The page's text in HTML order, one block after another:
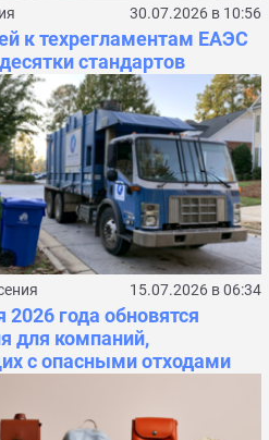
30.07.2026 в 10:56
к техрегламентам ЕАЭС
стандартов
15.07.2026 в 06:34
2026 года обновятся
для компаний,
с опасными отходами